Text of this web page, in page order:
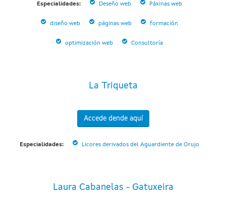
Especialidades: Deseño web Páxinas web
diseño web páginas web formación
optimización web Consultoría
La Triqueta
Accede dende aquí
Especialidades: Licores derivados del Aguardiente de Orujo
Laura Cabanelas - Gatuxeira